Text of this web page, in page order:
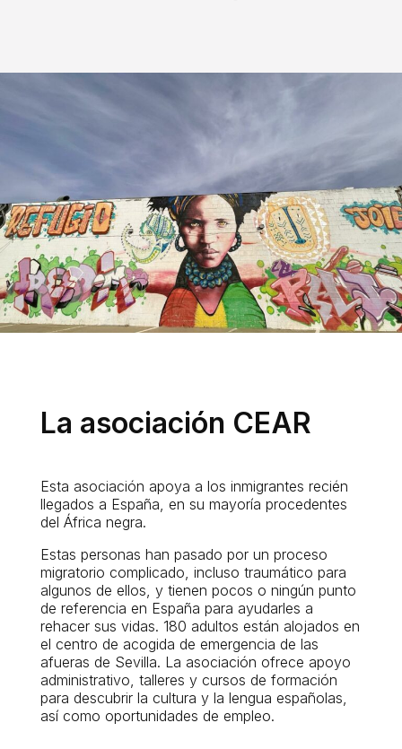
La asociación CEAR
Esta asociación apoya a los inmigrantes recién
llegados a España, en su mayoría procedentes
del África negra.
Estas personas han pasado por un proceso
migratorio complicado, incluso traumático para
algunos de ellos, y tienen pocos o ningún punto
de referencia en España para ayudarles a
rehacer sus vidas. 180 adultos están alojados en
el centro de acogida de emergencia de las
afueras de Sevilla. La asociación ofrece apoyo
administrativo, talleres y cursos de formación
para descubrir la cultura y la lengua españolas,
así como oportunidades de empleo.